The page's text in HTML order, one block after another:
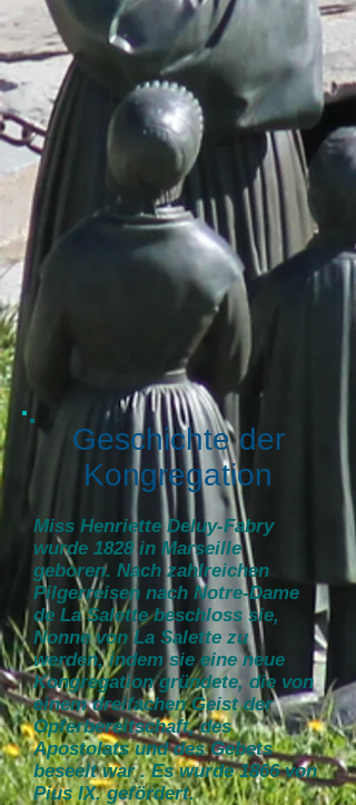
Geschichte der
Kongregation
Miss Henriette Deluy-Fabry
wurde 1828 in Marseille
geboren. Nach zahlreichen
Pilgerreisen nach Notre-Dame
de La Salette beschloss sie,
Nonne von La Salette zu
werden, indem sie eine neue
Kongregation gründete, die von
einem dreifachen Geist der
Opferbereitschaft, des
Apostolats und des Gebets
beseelt war . Es wurde 1866 von
Pius IX. gefördert.